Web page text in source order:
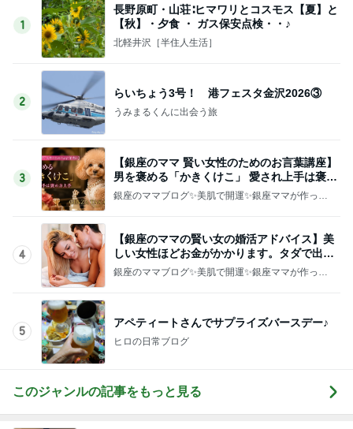
1
長野原町・山荘∶ヒマワリとコスモス【夏】と
【秋】・夕食 ・ ガス保安点検・・♪
北軽井沢［半住人生活］
2
らいちょう3号！ 港フェスタ金沢2026③
うみまるくんに出会う旅
3
【銀座のママ 賢い女性のためのお言葉講座】
男を褒める「かきくけこ」 愛され上手は褒め
方上手
銀座のママブログ✨美肌で開運✨銀座ママが作った
4
【銀座のママの賢い女の婚活アドバイス】美
しい女性ほどお金がかかります。タダで出会
えると思うなよ
銀座のママブログ✨美肌で開運✨銀座ママが作った
5
アペティートさんでサプライズバースデー♪
ヒロの日常ブログ
このジャンルの記事をもっと見る